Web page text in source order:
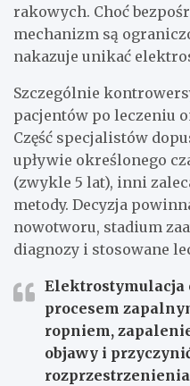
rakowych. Choć
mechanizm są
nakazuje unikać
Szczególnie
pacjentów po leczeniu
Część specjalistów
upływie określonego
(zwykle 5 lat), inni
metody. Decyzja
nowotworu, stadium
diagnozy i stosowane
procesem
ropniem,
objawy i